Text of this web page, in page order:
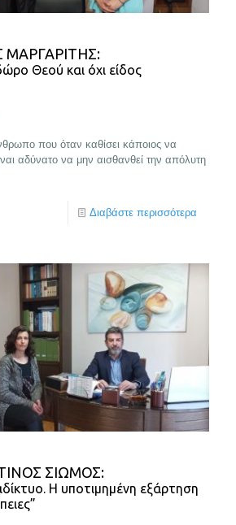
Θεού και όχι είδος
που όταν καθίσει κάποιος να
αδύνατο να μην αισθανθεί την απόλυτη
Διαβάστε περισσότερα
ΣΙΏΜΟΣ:
Η υποτιμημένη εξάρτηση